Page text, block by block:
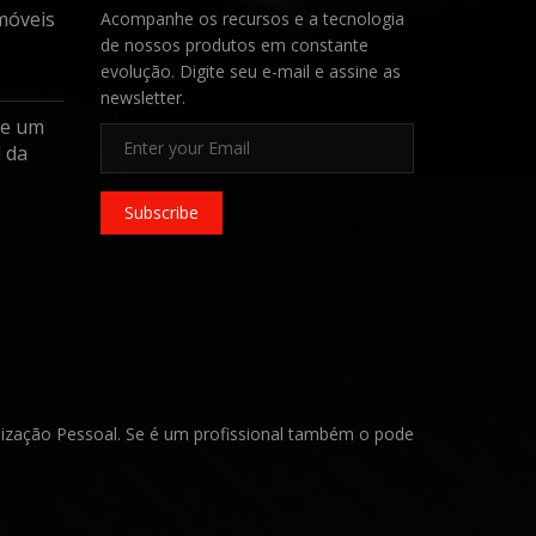
um
Acompanhe os recursos e a tecnologia
de nossos produtos em constante
evolução. Digite seu e-mail e assine as
newsletter.
Subscribe
Pessoal. Se é um profissional também o pode